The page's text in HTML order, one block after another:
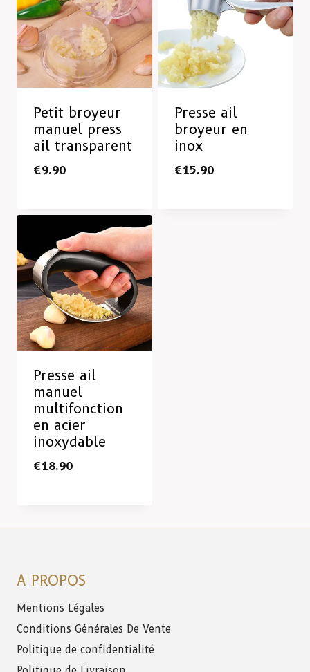
Petit broyeur
manuel press
ail transparent
€9.90
Presse ail
broyeur en
inox
€15.90
Presse ail
manuel
multifonction
en acier
inoxydable
€18.90
A PROPOS
Mentions Légales
Conditions Générales De Vente
Politique de confidentialité